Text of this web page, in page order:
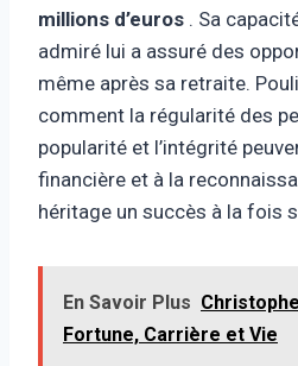
millions d’euros . Sa
admiré lui a assuré des
même après sa retraite.
comment la régularité des
popularité et l’intégrité
financière et à la
héritage un succès à la fois
En Savoir Plus
Fortune, Carrière et Vie